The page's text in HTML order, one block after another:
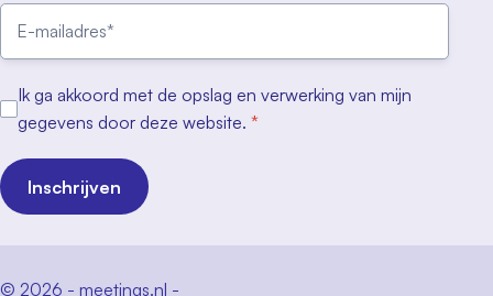
Ik ga akkoord met de opslag en verwerking van mijn
gegevens door deze website. *
Inschrijven
© 2026 - meetings.nl -